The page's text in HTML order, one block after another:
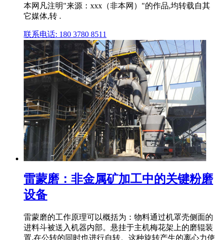
本网凡注明"来源：xxx（非本网）"的作品,均转载自其
它媒体,转 .
联系电话: 180 3780 8511
雷蒙磨：非金属矿加工中的关键粉磨
设备
雷蒙磨的工作原理可以概括为：物料通过机罩壳侧面的
进料斗被送入机器内部。悬挂于主机梅花架上的磨辊装
置,在公转的同时也进行自转。这种旋转产生的离心力使